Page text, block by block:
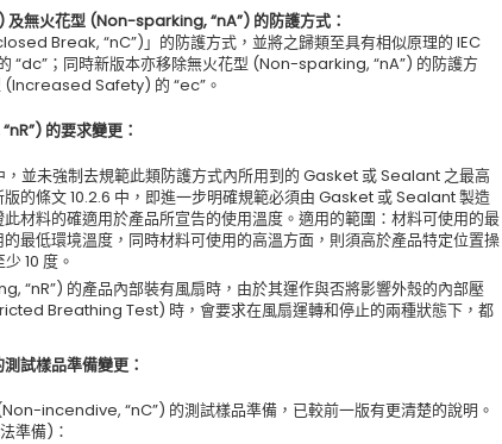
無火花型 (Non-sparking, “nA”) 的防護方式：
Break, “nC”)」的防護方式，並將之歸類至具有相似原理的 IEC
；同時新版本亦移除無火花型 (Non-sparking, “nA”) 的防護方
(Increased Safety) 的 “ec”。
的要求變更：
，並未強制去規範此類防護方式內所用到的 Gasket 或 Sealant 之最高
的條文 10.2.6 中，即進一步明確規範必須由 Gasket 或 Sealant 製造
材料的確適用於產品所宣告的使用溫度。適用的範圍：材料可使用的最
最低環境溫度，同時材料可使用的高溫方面，則須高於產品特定位置操
10 度。
“nR”) 的產品內部裝有風扇時，由於其運作與否將影響外殼的內部壓
Breathing Test) 時，會要求在風扇運轉和停止的兩種狀態下，都
試樣品準備變更：
(Non-incendive, “nC”) 的測試樣品準備，已較前一版有更清楚的說明。
準備)：